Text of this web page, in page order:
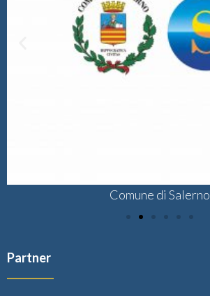
Comune di Salerno
Partner